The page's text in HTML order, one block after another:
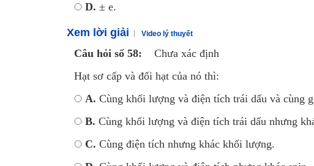
D. ± e.
Xem lời giải Video lý thuyết
Câu hỏi số 58:
Chưa xác định
Hạt sơ cấp và đối hạt của nó thì:
A. Cùng khối lượng và điện tích trái dấu và cùng
B. Cùng khối lượng và điện tích trái dấu nhưng
C. Cùng điện tích nhưng khác khối lượng.